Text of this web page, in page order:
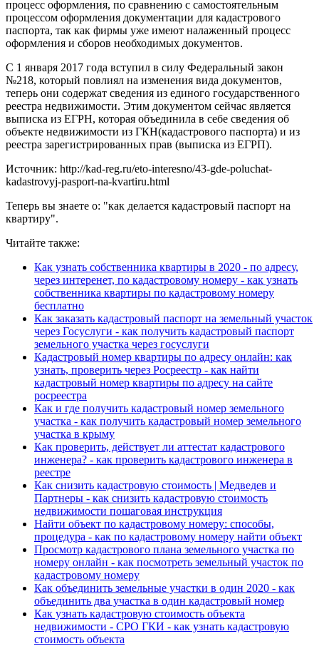
процесс оформления, по сравнению с самостоятельным
процессом оформления документации для кадастрового
паспорта, так как фирмы уже имеют налаженный процесс
оформления и сборов необходимых документов.
С 1 января 2017 года вступил в силу Федеральный закон
№218, который повлиял на изменения вида документов,
теперь они содержат сведения из единого государственного
реестра недвижимости. Этим документом сейчас является
выписка из ЕГРН, которая объединила в себе сведения об
объекте недвижимости из ГКН(кадастрового паспорта) и из
реестра зарегистрированных прав (выписка из ЕГРП).
Источник: http://kad-reg.ru/eto-interesno/43-gde-poluchat-
kadastrovyj-pasport-na-kvartiru.html
Теперь вы знаете о: "как делается кадастровый паспорт на
квартиру".
Читайте также:
Как узнать собственника квартиры в 2020 - по адресу,
через интеренет, по кадастровому номеру - как узнать
собственника квартиры по кадастровому номеру
бесплатно
Как заказать кадастровый паспорт на земельный участок
через Госуслуги - как получить кадастровый паспорт
земельного участка через госуслуги
Кадастровый номер квартиры по адресу онлайн: как
узнать, проверить через Росреестр - как найти
кадастровый номер квартиры по адресу на сайте
росреестра
Как и где получить кадастровый номер земельного
участка - как получить кадастровый номер земельного
участка в крыму
Как проверить, действует ли аттестат кадастрового
инженера? - как проверить кадастрового инженера в
реестре
Как снизить кадастровую стоимость | Медведев и
Партнеры - как снизить кадастровую стоимость
недвижимости пошаговая инструкция
Найти объект по кадастровому номеру: способы,
процедура - как по кадастровому номеру найти объект
Просмотр кадастрового плана земельного участка по
номеру онлайн - как посмотреть земельный участок по
кадастровому номеру
Как объединить земельные участки в один 2020 - как
объединить два участка в один кадастровый номер
Как узнать кадастровую стоимость объекта
недвижимости - СРО ГКИ - как узнать кадастровую
стоимость объекта